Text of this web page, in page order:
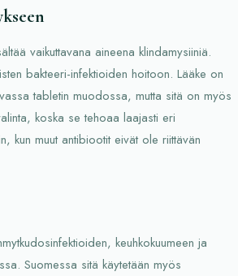
vaikuttavana aineena klindamysiiniä.
bakteeri-infektioiden hoitoon. Lääke on
tabletin muodossa, mutta sitä on myös
koska se tehoaa laajasti eri
kun muut antibiootit eivät ole riittävän
keuhkokuumeen ja
Suomessa sitä käytetään myös